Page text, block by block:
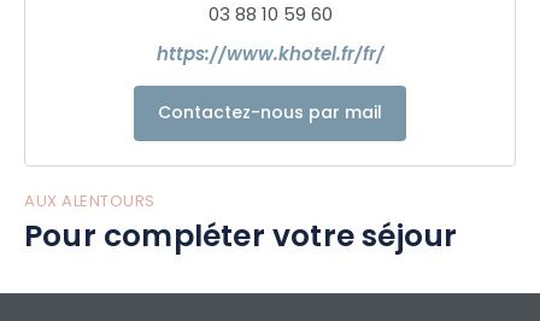
03 88 10 59 60
https://www.khotel.fr/fr/
Contactez-nous par mail
AUX ALENTOURS
Pour compléter votre séjour